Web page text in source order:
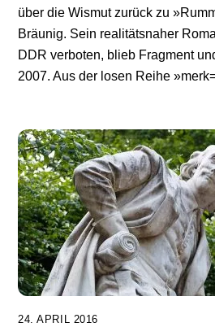
über die Wismut zurück zu
Bräunig. Sein realitätsnaher
DDR verboten, blieb Fragment
2007. Aus der losen Reihe
24. APRIL 2016